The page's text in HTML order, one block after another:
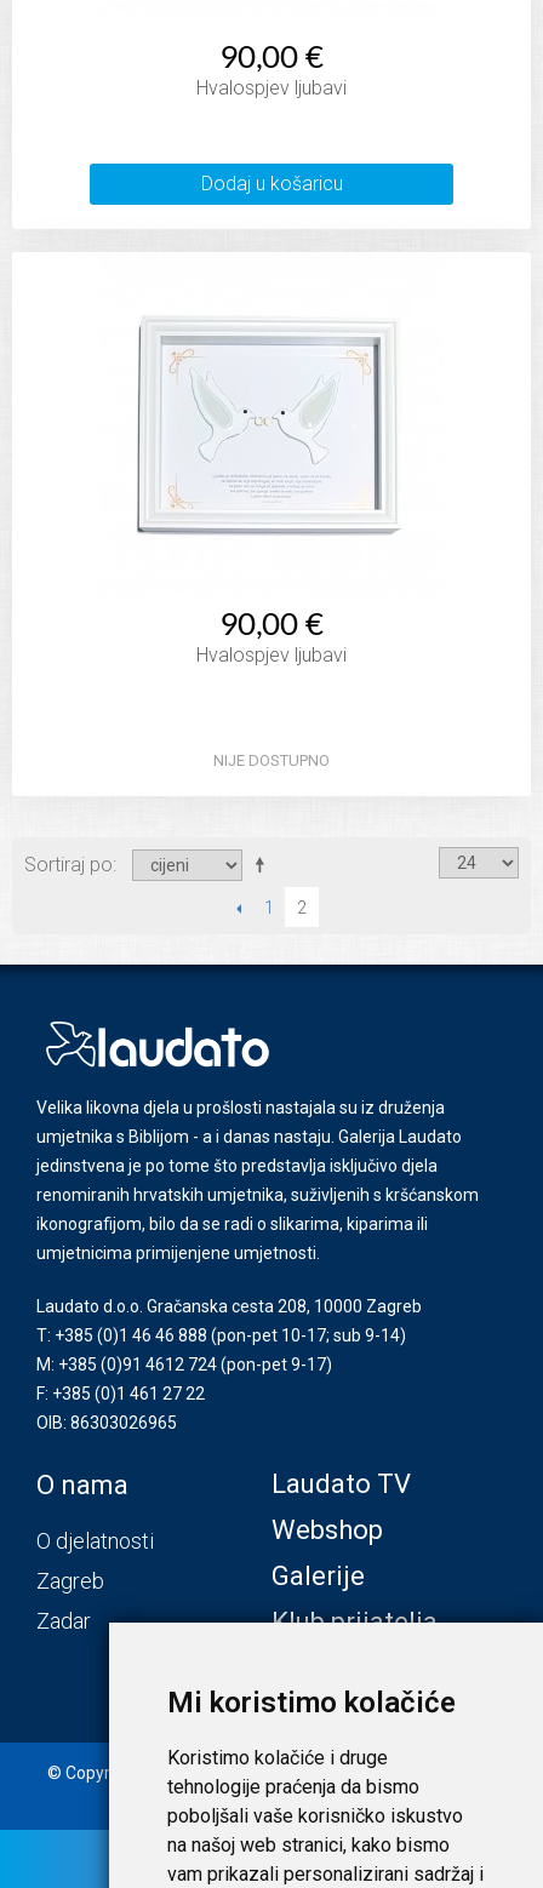
Mi koristimo kolačiće
Koristimo kolačiće i druge
tehnologije praćenja da bismo
poboljšali vaše korisničko iskustvo
na našoj web stranici, kako bismo
vam prikazali personalizirani sadržaj i
90,00 €
Hvalospjev ljubavi
Dodaj u košaricu
90,00 €
Hvalospjev ljubavi
NIJE DOSTUPNO
Sortiraj po
PRETHODNI
1 2
Velika likovna djela u prošlosti nastajala su iz druženja
umjetnika s Biblijom - a i danas nastaju. Galerija Laudato
jedinstvena je po tome što predstavlja isključivo djela
renomiranih hrvatskih umjetnika, suživljenih s kršćanskom
ikonografijom, bilo da se radi o slikarima, kiparima ili
umjetnicima primijenjene umjetnosti.
Laudato d.o.o. Gračanska cesta 208, 10000 Zagreb
T: +385 (0)1 46 46 888 (pon-pet 10-17; sub 9-14)
M: +385 (0)91 4612 724(pon-pet 9-17)
F: +385 (0)1 461 27 22
OIB: 86303026965
O nama
O djelatnosti
Zagreb
Zadar
Laudato TV
Webshop
Galerije
Klub prijatelja
© Copyright 2020. Laudato d.o.o. | Tečaj konverzije: 1 EUR =
7,53450 HRK | Uvjeti i privatnost